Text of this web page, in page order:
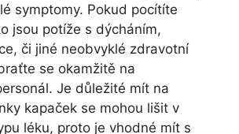
symptomy. Pokud pocítíte
jsou potíže s dýcháním,
či jiné neobvyklé zdravotní
se okamžitě na
Je důležité mít na
kapaček se mohou lišit v
léku, proto je vhodné mít s